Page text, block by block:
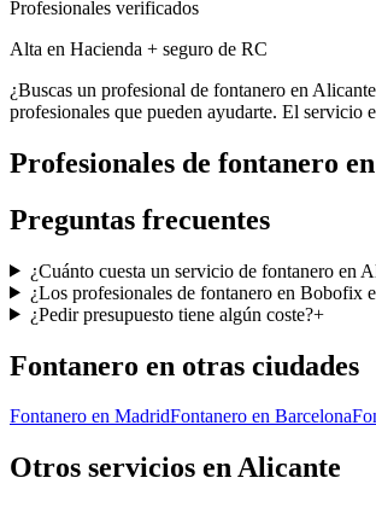
Profesionales verificados
Alta en Hacienda + seguro de RC
¿Buscas un profesional de fontanero en
profesionales que pueden ayudarte. El servicio
Profesionales de fontanero en
Preguntas frecuentes
¿Cuánto cuesta un servicio de fontanero en
¿Los profesionales de fontanero en Bobofix
¿Pedir presupuesto tiene algún coste?+
Fontanero en otras ciudades
Fontanero en MadridFontanero en Barcelona
Otros servicios enAlicante